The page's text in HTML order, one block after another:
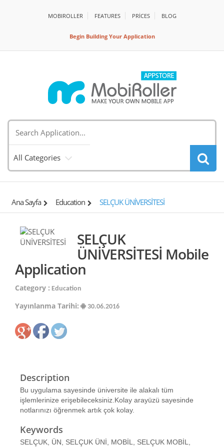
MOBIROLLER FEATURES PRİCES BLOG
Begin Building Your Application
All Categories
Ana Sayfa Education SELÇUK ÜNİVERSİTESİ
SELÇUK
ÜNİVERSİTESİ Mobile
Application
Category : Education
Yayınlanma Tarihi: 30.06.2016
Description
Bu uygulama sayesinde üniversite ile alakalı tüm
işlemlerinize erişebileceksiniz.Kolay arayüzü sayesinde
notlarınızı öğrenmek artık çok kolay.
Keywords
SELÇUK, ÜN, SELÇUK ÜNİ, MOBİL, SELÇUK MOBİL,